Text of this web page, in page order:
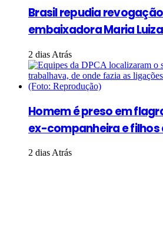
Brasil repudia
embaixadora Maria
2 dias Atrás
Homem é preso em
ex-companheira e filhos
2 dias Atrás